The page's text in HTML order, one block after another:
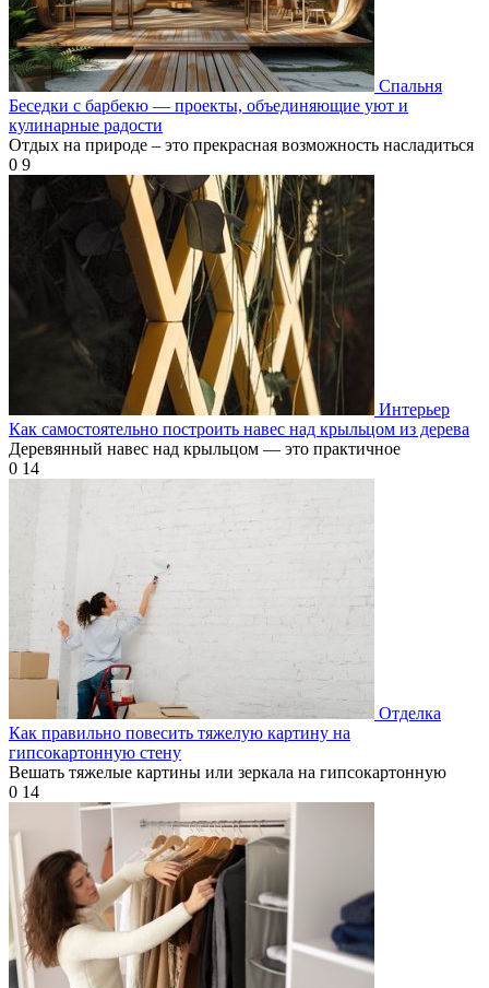
Спальня
Беседки с барбекю — проекты, объединяющие уют и
кулинарные радости
Отдых на природе – это прекрасная возможность насладиться
0 9
Интерьер
Как самостоятельно построить навес над крыльцом из дерева
Деревянный навес над крыльцом — это практичное
0 14
Отделка
Как правильно повесить тяжелую картину на
гипсокартонную стену
Вешать тяжелые картины или зеркала на гипсокартонную
0 14